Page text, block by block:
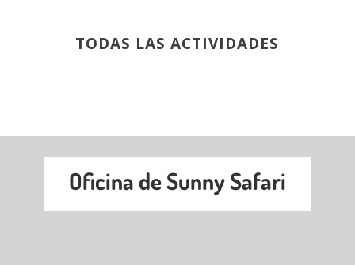
TODAS LAS ACTIVIDADES
Oficina de Sunny Safari